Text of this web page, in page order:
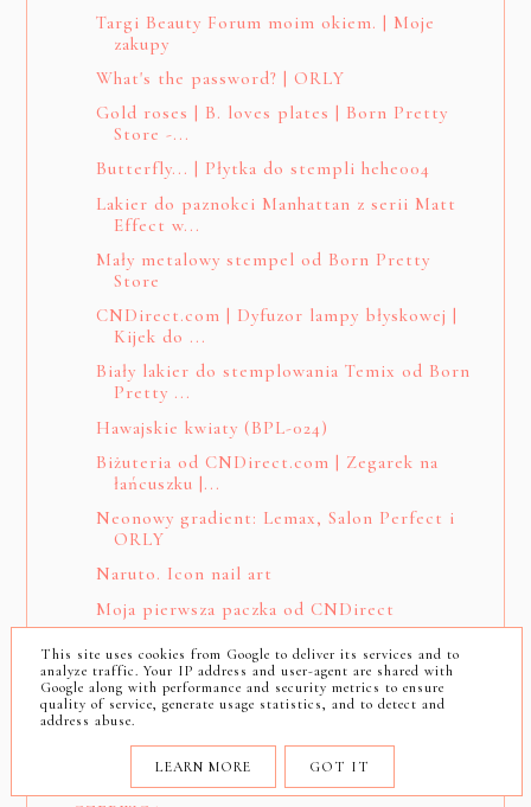
Targi Beauty Forum moim okiem. | Moje
zakupy
What's the password? | ORLY
Gold roses | B. loves plates | Born Pretty
Store -...
Butterfly... | Płytka do stempli hehe004
Lakier do paznokci Manhattan z serii Matt
Effect w...
Mały metalowy stempel od Born Pretty
Store
CNDirect.com | Dyfuzor lampy błyskowej |
Kijek do ...
Biały lakier do stemplowania Temix od Born
Pretty ...
Hawajskie kwiaty (BPL-024)
Biżuteria od CNDirect.com | Zegarek na
łańcuszku |...
Neonowy gradient: Lemax, Salon Perfect i
ORLY
Naruto. Icon nail art
Moja pierwsza paczka od CNDirect
Perfumy na 102. Nicole Cosmetics. I pachnę
jak...
Żółty lakier Silcare od Avanti
SIERPNIA
This site uses cookies from Google to deliver its services and to
analyze traffic. Your IP address and user-agent are shared with
Google along with performance and security metrics to ensure
quality of service, generate usage statistics, and to detect and
address abuse.
LEARN MORE GOT IT